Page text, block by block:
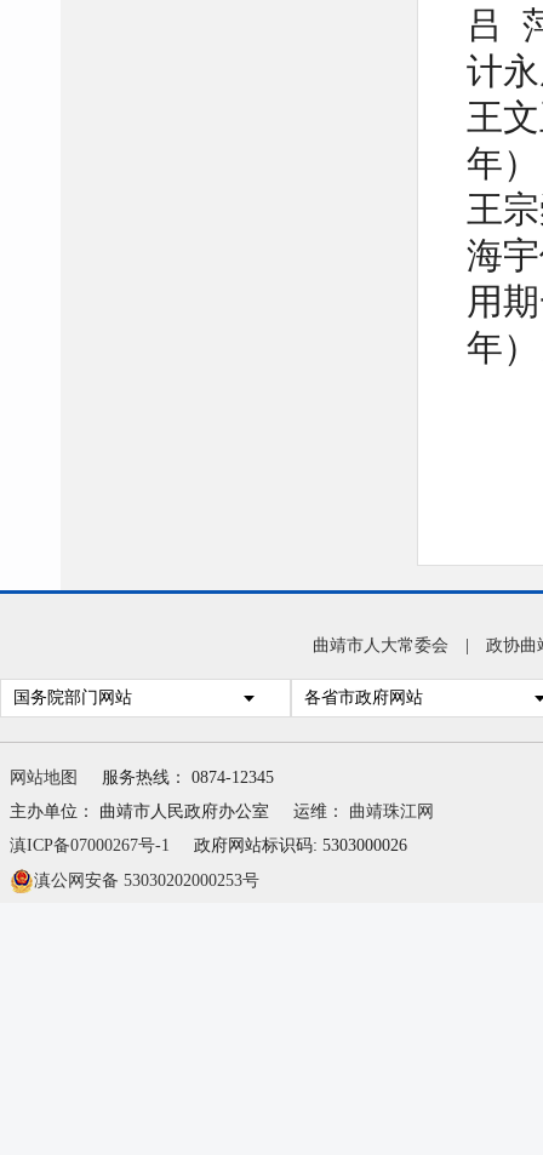
吕
计
王
年
王
海
用
年
曲靖市人大常委会 政协曲
国务院部门网站 各省市政府网站
网站地图
服务热线： 0874-12345
主办单位： 曲靖市人民政府办公室
运维： 曲靖珠江网
滇ICP备07000267号-1
政府网站标识码: 5303000026
滇公网安备 53030202000253号